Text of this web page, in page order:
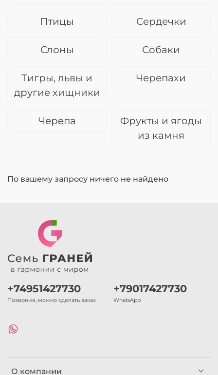
Птицы Сердечки
Слоны Собаки
Тигры, львы и
другие хищники
Черепахи
Черепа
Фрукты и ягоды
из камня
По вашему запросу ничего не найдено
О компании
+74951427730
Позвонив, можно сделать заказ
+79017427730
WhatsApp